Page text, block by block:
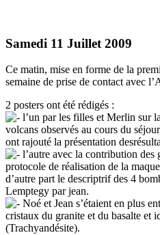
Samedi 11 Juillet 2009
Ce matin, mise en forme de la
semaine de prise de contact avec
2 posters ont été rédigés :
l’un par les filles et Merlin sur
volcans observés au cours du
ont rajouté la présentation
l’autre avec la contribution des
protocole de réalisation de la
d’autre part le descriptrif des 4
Lemptegy par jean.
Noé et Jean s’étaient en plus
cristaux du granite et du basalte et
(Trachyandésite).